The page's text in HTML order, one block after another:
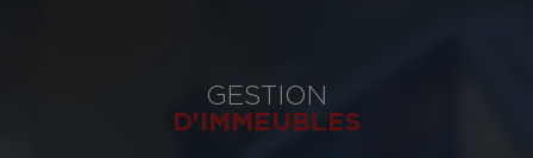
GESTION
D'IMMEUBLES